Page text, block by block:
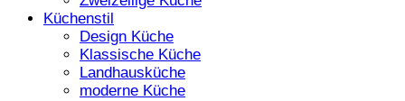
Küchenstil
Design Küche
Klassische Küche
Landhausküche
moderne Küche